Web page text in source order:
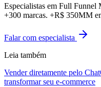
Especialistas em Full Funnel
+300 marcas. +R$ 350MM
Falar com especialista
Leia também
Vender diretamente pelo
transformar seu e-commerce